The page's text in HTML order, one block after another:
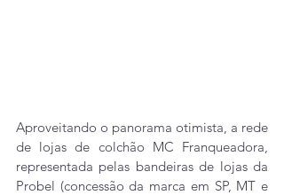
Aproveitando o panorama otimista, a rede
de lojas de colchão MC Franqueadora,
representada pelas bandeiras de lojas da
Probel (concessão da marca em SP, MT e